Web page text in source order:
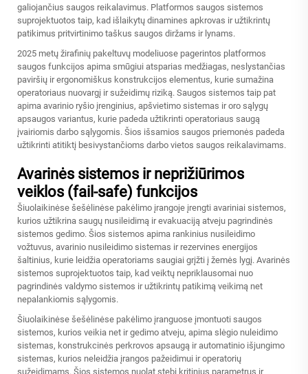
galiojančius saugos reikalavimus. Platformos saugos sistemos
suprojektuotos taip, kad išlaikytų dinamines apkrovas ir užtikrintų
patikimus pritvirtinimo taškus saugos diržams ir lynams.
2025 metų žirafinių pakeltuvų modeliuose pagerintos platformos
saugos funkcijos apima smūgiui atsparias medžiagas, neslystančias
paviršių ir ergonomiškus konstrukcijos elementus, kurie sumažina
operatoriaus nuovargį ir sužeidimų riziką. Saugos sistemos taip pat
apima avarinio ryšio įrenginius, apšvietimo sistemas ir oro sąlygų
apsaugos variantus, kurie padeda užtikrinti operatoriaus saugą
įvairiomis darbo sąlygomis. Šios išsamios saugos priemonės padeda
užtikrinti atitiktį besivystančioms darbo vietos saugos reikalavimams.
Avarinės sistemos ir neprižiūrimos
veiklos (fail-safe) funkcijos
Šiuolaikinėse šešėlinėse pakėlimo įrangoje įrengti avariniai sistemos,
kurios užtikrina saugų nusileidimą ir evakuaciją atveju pagrindinės
sistemos gedimo. Šios sistemos apima rankinius nusileidimo
vožtuvus, avarinio nusileidimo sistemas ir rezervines energijos
šaltinius, kurie leidžia operatoriams saugiai grįžti į žemės lygį. Avarinės
sistemos suprojektuotos taip, kad veiktų nepriklausomai nuo
pagrindinės valdymo sistemos ir užtikrintų patikimą veikimą net
nepalankiomis sąlygomis.
Šiuolaikinėse šešėlinėse pakėlimo įranguose įmontuoti saugos
sistemos, kurios veikia net ir gedimo atveju, apima slėgio nuleidimo
sistemas, konstrukcinės perkrovos apsaugą ir automatinio išjungimo
sistemas, kurios neleidžia įrangos pažeidimui ir operatorių
sužeidimams. Šios sistemos nuolat stebi kritinius parametrus ir